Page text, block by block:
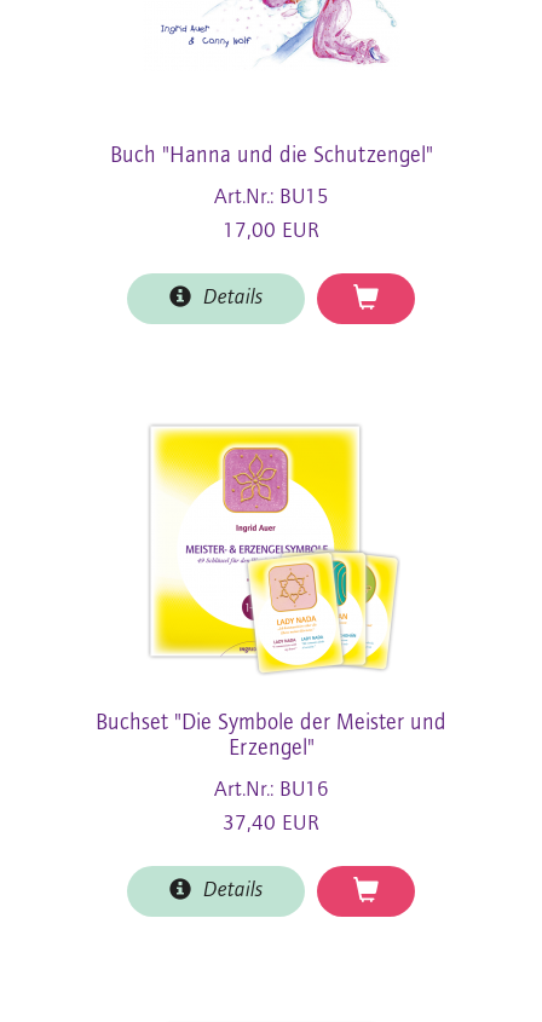
Buch "Hanna und die Schutzengel"
Art.Nr.: BU15
17,00 EUR
Details
Buchset "Die Symbole der Meister und
Erzengel"
Art.Nr.: BU16
37,40 EUR
Details